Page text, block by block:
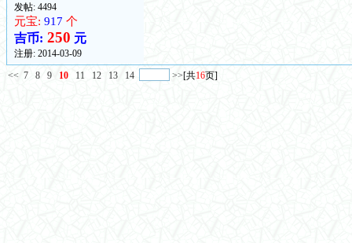
发帖: 4494
元宝: 917 个
吉币: 250 元
注册: 2014-03-09
<< 7 8 9 10 11 12 13 14 >>[共16页]